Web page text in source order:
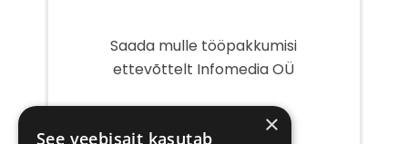
Saada mulle tööpakkumisi
ettevõttelt Infomedia OÜ
post
×
See veebisait kasutab